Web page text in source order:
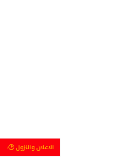
الاعلان والنزول 🕑: